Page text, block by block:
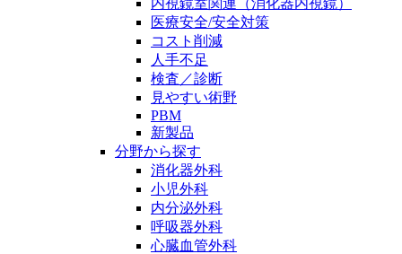
内視鏡室関連（消化器内視鏡）
医療安全/安全対策
コスト削減
人手不足
検査／診断
見やすい術野
PBM
新製品
分野から探す
消化器外科
小児外科
内分泌外科
呼吸器外科
心臓血管外科